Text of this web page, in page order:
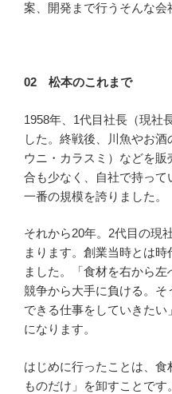
案、開発まで行うそんな会
02 松本のこれまで
1958年、1代目社長（現社
した。終戦後、川魚やお
ウニ・カラスミ）などを
合も少なく、自社で持っ
一番の規模を誇りました。
それから20年。2代目の現
まります。創業当時とは
ました。「食材を右から
競争から大手に負ける。
できる仕事をしていきたい
になります。
はじめに行ったことは、
ものだけ」を卸すことです